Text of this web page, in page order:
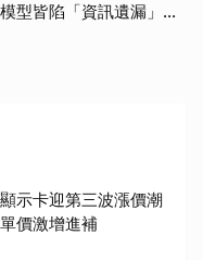
型皆陷「資訊遺漏」盲
示卡迎第三波漲價潮
價激增進補